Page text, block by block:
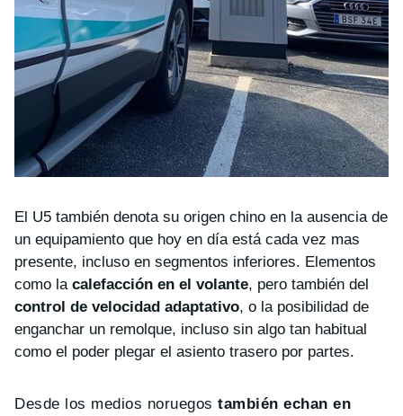
El U5 también denota su origen chino en la ausencia de
un equipamiento que hoy en día está cada vez mas
presente, incluso en segmentos inferiores. Elementos
como la calefacción en el volante, pero también del
control de velocidad adaptativo, o la posibilidad de
enganchar un remolque, incluso sin algo tan habitual
como el poder plegar el asiento trasero por partes.
Desde los medios noruegos también echan en